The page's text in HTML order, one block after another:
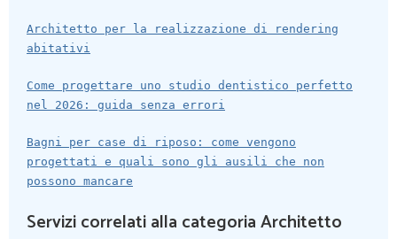
Architetto per la realizzazione di rendering
abitativi
Come progettare uno studio dentistico perfetto
nel 2026: guida senza errori
Bagni per case di riposo: come vengono
progettati e quali sono gli ausili che non
possono mancare
Servizi correlati alla categoria Architetto